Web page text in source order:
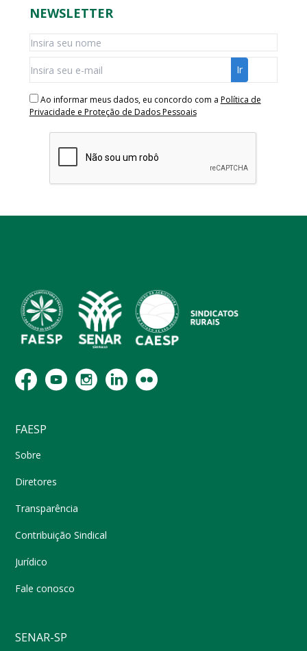
NEWSLETTER
Ao informar meus dados, eu concordo com a Política de
Privacidade e Proteção de Dados Pessoais
FAESP
Sobre
Diretores
Transparência
Contribuição Sindical
Jurídico
Fale conosco
SENAR-SP